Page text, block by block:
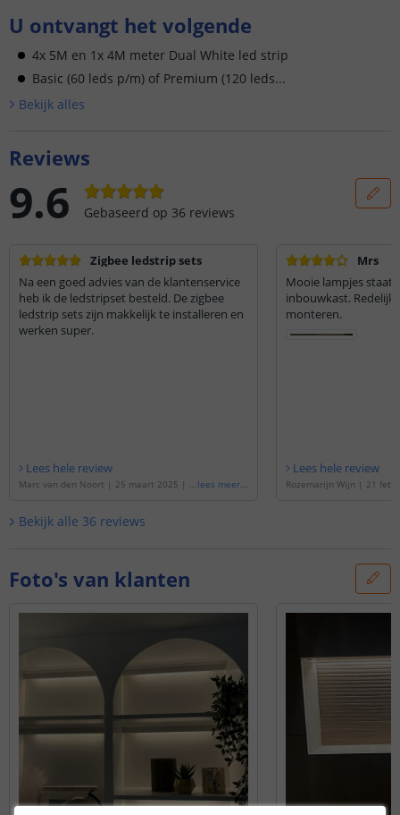
U ontvangt het volgende
4x 5M en 1x 4M meter Dual White led strip
Basic (60 leds p/m) of Premium (120 leds...
Bekijk alles
Reviews
9.6 Gebaseerd op 36 reviews
Zigbee ledstrip sets
Na een goed advies van de klantenservice
heb ik de ledstripset besteld. De zigbee
ledstrip sets zijn makkelijk te installeren en
werken super.
Lees hele review
Marc van den Noort | 25 maart 2025 | G
- Werkt met IKEA Tradfri, Osram Lightify,
lees meer...
Mrs
Mooie lampjes staat
inbouwkast. Redelijk
monteren.
Lees hele review
Rozemarijn Wijn | 21
Bekijk alle 36 reviews
Foto's van klanten